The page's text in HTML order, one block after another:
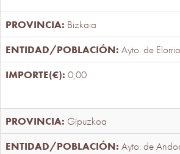
Bizkaia
Ayto. de Elorrio
0,00
Gipuzkoa
Ayto. de